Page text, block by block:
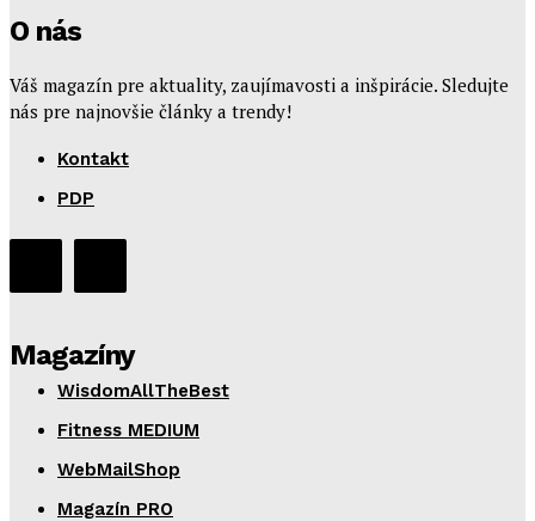
O nás
Váš magazín pre aktuality, zaujímavosti a inšpirácie. Sledujte
nás pre najnovšie články a trendy!
Kontakt
PDP
Magazíny
WisdomAllTheBest
Fitness MEDIUM
WebMailShop
Magazín PRO